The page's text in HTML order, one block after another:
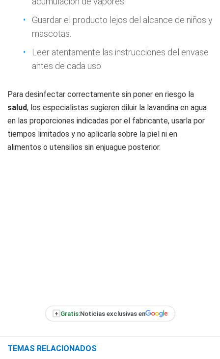
Guardar el producto lejos del alcance de niños y
mascotas.
Leer atentamente las instrucciones del envase
antes de cada uso.
Para desinfectar correctamente sin poner en riesgo la
salud, los especialistas sugieren diluir la lavandina en agua
en las proporciones indicadas por el fabricante, usarla por
tiempos limitados y no aplicarla sobre la piel ni en
alimentos o utensilios sin enjuague posterior.
+ Gratis:Noticias exclusivas en
TEMAS RELACIONADOS